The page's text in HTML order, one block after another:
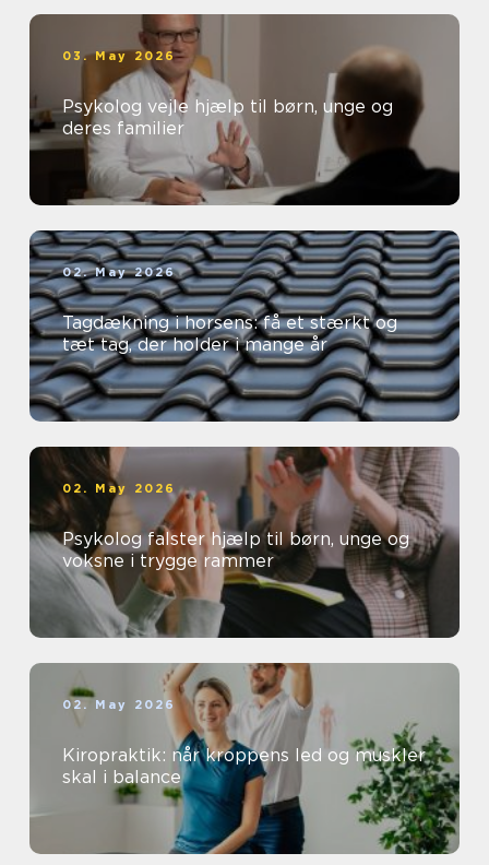
03. May 2026
Psykolog vejle hjælp til børn, unge og
deres familier
02. May 2026
Tagdækning i horsens: få et stærkt og
tæt tag, der holder i mange år
02. May 2026
Psykolog falster hjælp til børn, unge og
voksne i trygge rammer
02. May 2026
Kiropraktik: når kroppens led og muskler
skal i balance